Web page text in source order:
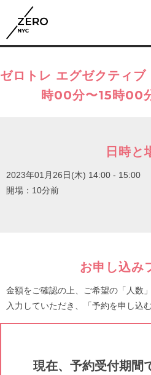
ゼロトレ エグゼクティ
時00分〜15時00
日時と
2023年01月26日(木) 14:00 - 15:00
開場：10分前
お申し込み
金額をご確認の上、ご希望の「人数
入力していただき、「予約を申し込
現在、予約受付期間